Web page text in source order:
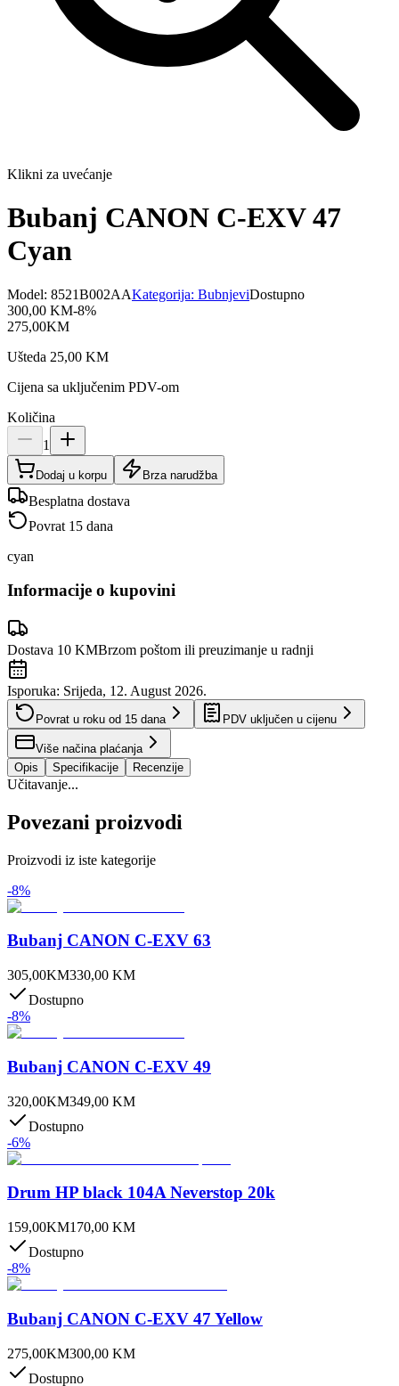
Klikni za uvećanje
Bubanj CANON C-EXV 47
Cyan
Model: 8521B002AAKategorija: BubnjeviDostupno
300,00 KM-8%
275,00KM
Ušteda 25,00 KM
Cijena sa uključenim PDV-om
Količina
1
Dodaj u korpu Brza narudžba
Besplatna dostava
Povrat 15 dana
cyan
Informacije o kupovini
Dostava 10 KMBrzom poštom ili preuzimanje u radnji
Isporuka: Srijeda, 12. August 2026.
Povrat u roku od 15 dana PDV uključen u cijenu
Više načina plaćanja
Opis
Specifikacije Recenzije
Učitavanje...
Povezani proizvodi
Proizvodi iz iste kategorije
-8%
Bubanj CANON C-EXV 63
305,00KM330,00 KM
Dostupno
-8%
Bubanj CANON C-EXV 49
320,00KM349,00 KM
Dostupno
-6%
Drum HP black 104A Neverstop 20k
159,00KM170,00 KM
Dostupno
-8%
Bubanj CANON C-EXV 47 Yellow
275,00KM300,00 KM
Dostupno